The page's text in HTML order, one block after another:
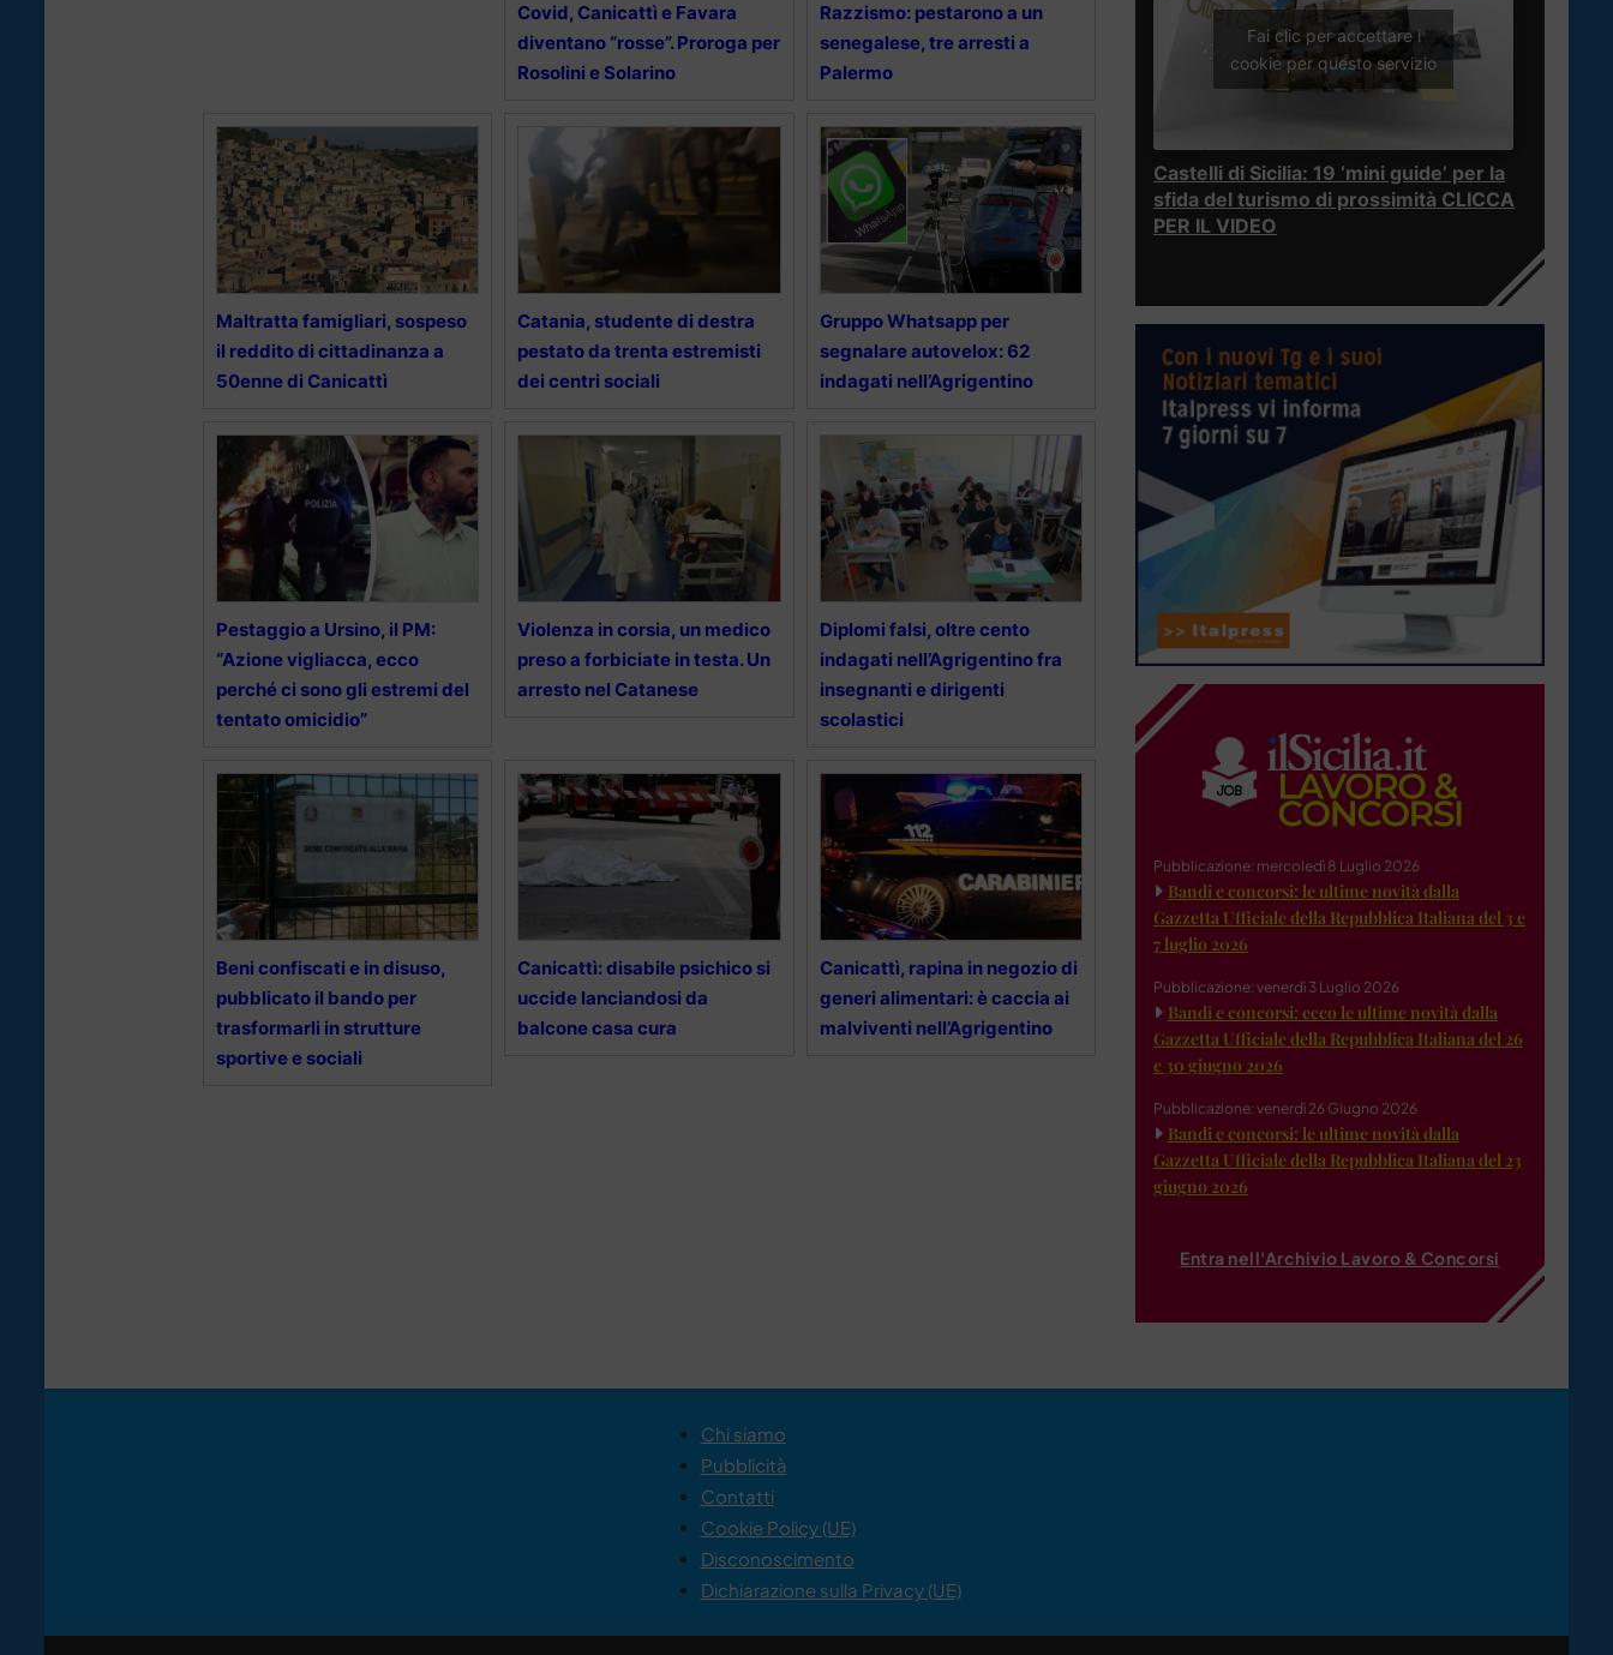
Covid, Canicattì e Favara
diventano “rosse”. Proroga per
Rosolini e Solarino
Razzismo: pestarono a un
senegalese, tre arresti a
Palermo
Maltratta famigliari, sospeso
il reddito di cittadinanza a
50enne di Canicattì
Catania, studente di destra
pestato da trenta estremisti
dei centri sociali
Gruppo Whatsapp per
segnalare autovelox: 62
indagati nell’Agrigentino
Pestaggio a Ursino, il PM:
“Azione vigliacca, ecco
perché ci sono gli estremi del
tentato omicidio”
Violenza in corsia, un medico
preso a forbiciate in testa. Un
arresto nel Catanese
Diplomi falsi, oltre cento
indagati nell’Agrigentino fra
insegnanti e dirigenti
scolastici
Beni confiscati e in disuso,
pubblicato il bando per
trasformarli in strutture
sportive e sociali
Canicattì: disabile psichico si
uccide lanciandosi da
balcone casa cura
Canicattì, rapina in negozio di
generi alimentari: è caccia ai
malviventi nell’Agrigentino
Fai clic per accettare i
cookie per questo servizio
Castelli di Sicilia: 19 ‘mini guide’ per la
sfida del turismo di prossimità CLICCA
PER IL VIDEO
Pubblicazione: mercoledì 8 Luglio 2026
Bandi e concorsi: le ultime novità dalla
Gazzetta Ufficiale della Repubblica Italiana del 3 e
7 luglio 2026
Pubblicazione: venerdì 3 Luglio 2026
Bandi e concorsi: ecco le ultime novità dalla
Gazzetta Ufficiale della Repubblica Italiana del 26
e 30 giugno 2026
Pubblicazione: venerdì 26 Giugno 2026
Bandi e concorsi: le ultime novità dalla
Gazzetta Ufficiale della Repubblica Italiana del 23
giugno 2026
Entra nell'Archivio Lavoro & Concorsi
Chi siamo
Pubblicità
Contatti
Cookie Policy (UE)
Disconoscimento
Dichiarazione sulla Privacy (UE)